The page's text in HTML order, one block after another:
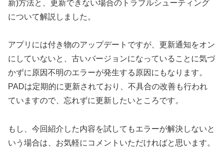
新)方法と、更新できない場合のトラブルシューティング
について解説しました。
アプリには付き物のアップデートですが、更新通知をオン
にしていないと、古いバージョンになっていることに気づ
かずに原因不明のエラーが発生する原因にもなります。
PADは定期的に更新されており、不具合の改善も行われ
ていますので、忘れずに更新したいところです。
もし、今回紹介した内容を試してもエラーが解決しないと
いう場合は、お気軽にコメントいただければと思います。